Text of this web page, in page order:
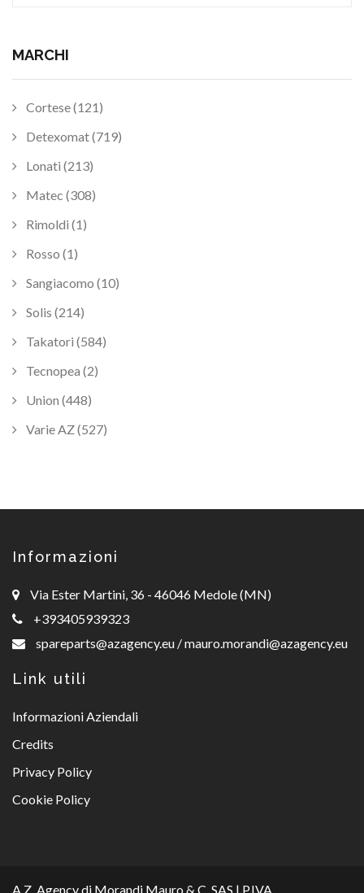
MARCHI
Cortese (121)
Detexomat (719)
Lonati (213)
Matec (308)
Rimoldi (1)
Rosso (1)
Sangiacomo (10)
Solis (214)
Takatori (584)
Tecnopea (2)
Union (448)
Varie AZ (527)
Informazioni
Via Ester Martini, 36 - 46046 Medole (MN)
+393405939323
spareparts@azagency.eu /mauro.morandi@azagency.eu
Link utili
Informazioni Aziendali
Credits
Privacy Policy
Cookie Policy
A.Z. Agency di Morandi Mauro & C. SAS | P.IVA